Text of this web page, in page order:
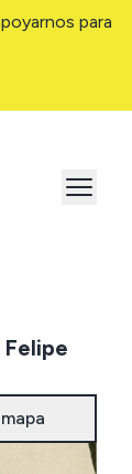
para